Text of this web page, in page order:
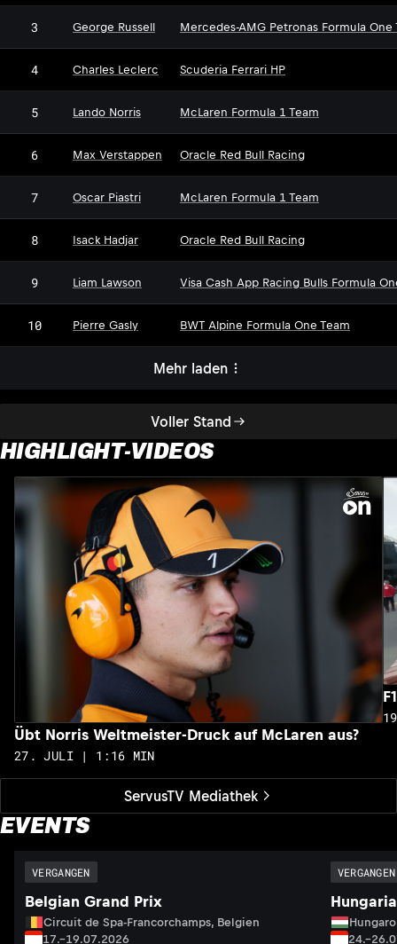
Voller Stand
3 George Russell Mercedes-AMG Petronas Formula One
4 Charles Leclerc Scuderia Ferrari HP
5 Lando Norris McLaren Formula 1 Team
6 Max Verstappen Oracle Red Bull Racing
7 Oscar Piastri McLaren Formula 1 Team
8 Isack Hadjar Oracle Red Bull Racing
9 Liam Lawson Visa Cash App Racing Bulls Formula
10 Pierre Gasly BWT Alpine Formula One Team
Mehr laden
HIGHLIGHT-VIDEOS
ServusTV Mediathek
Übt Norris Weltmeister-Druck auf McLaren aus?
27. JULI | 1:16 MIN
EVENTS
VERGANGEN
Belgian Grand Prix
Circuit de Spa-Francorchamps, Belgien
17.–19.07.2026
VERGANGEN